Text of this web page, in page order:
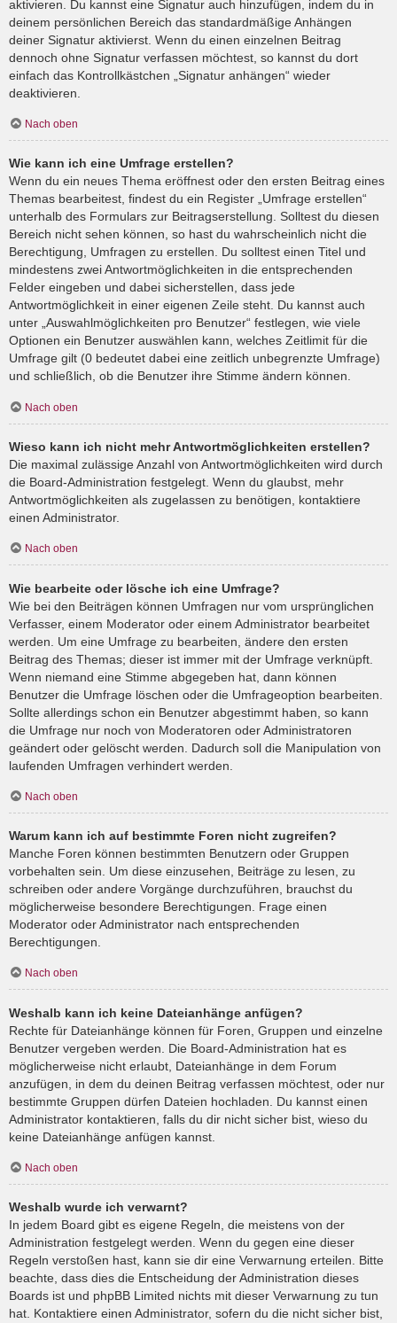
aktivieren. Du kannst eine Signatur auch hinzufügen, indem du in
deinem persönlichen Bereich das standardmäßige Anhängen
deiner Signatur aktivierst. Wenn du einen einzelnen Beitrag
dennoch ohne Signatur verfassen möchtest, so kannst du dort
einfach das Kontrollkästchen „Signatur anhängen“ wieder
deaktivieren.
Nach oben
Wie kann ich eine Umfrage erstellen?
Wenn du ein neues Thema eröffnest oder den ersten Beitrag eines
Themas bearbeitest, findest du ein Register „Umfrage erstellen“
unterhalb des Formulars zur Beitragserstellung. Solltest du diesen
Bereich nicht sehen können, so hast du wahrscheinlich nicht die
Berechtigung, Umfragen zu erstellen. Du solltest einen Titel und
mindestens zwei Antwortmöglichkeiten in die entsprechenden
Felder eingeben und dabei sicherstellen, dass jede
Antwortmöglichkeit in einer eigenen Zeile steht. Du kannst auch
unter „Auswahlmöglichkeiten pro Benutzer“ festlegen, wie viele
Optionen ein Benutzer auswählen kann, welches Zeitlimit für die
Umfrage gilt (0 bedeutet dabei eine zeitlich unbegrenzte Umfrage)
und schließlich, ob die Benutzer ihre Stimme ändern können.
Nach oben
Wieso kann ich nicht mehr Antwortmöglichkeiten erstellen?
Die maximal zulässige Anzahl von Antwortmöglichkeiten wird durch
die Board-Administration festgelegt. Wenn du glaubst, mehr
Antwortmöglichkeiten als zugelassen zu benötigen, kontaktiere
einen Administrator.
Nach oben
Wie bearbeite oder lösche ich eine Umfrage?
Wie bei den Beiträgen können Umfragen nur vom ursprünglichen
Verfasser, einem Moderator oder einem Administrator bearbeitet
werden. Um eine Umfrage zu bearbeiten, ändere den ersten
Beitrag des Themas; dieser ist immer mit der Umfrage verknüpft.
Wenn niemand eine Stimme abgegeben hat, dann können
Benutzer die Umfrage löschen oder die Umfrageoption bearbeiten.
Sollte allerdings schon ein Benutzer abgestimmt haben, so kann
die Umfrage nur noch von Moderatoren oder Administratoren
geändert oder gelöscht werden. Dadurch soll die Manipulation von
laufenden Umfragen verhindert werden.
Nach oben
Warum kann ich auf bestimmte Foren nicht zugreifen?
Manche Foren können bestimmten Benutzern oder Gruppen
vorbehalten sein. Um diese einzusehen, Beiträge zu lesen, zu
schreiben oder andere Vorgänge durchzuführen, brauchst du
möglicherweise besondere Berechtigungen. Frage einen
Moderator oder Administrator nach entsprechenden
Berechtigungen.
Nach oben
Weshalb kann ich keine Dateianhänge anfügen?
Rechte für Dateianhänge können für Foren, Gruppen und einzelne
Benutzer vergeben werden. Die Board-Administration hat es
möglicherweise nicht erlaubt, Dateianhänge in dem Forum
anzufügen, in dem du deinen Beitrag verfassen möchtest, oder nur
bestimmte Gruppen dürfen Dateien hochladen. Du kannst einen
Administrator kontaktieren, falls du dir nicht sicher bist, wieso du
keine Dateianhänge anfügen kannst.
Nach oben
Weshalb wurde ich verwarnt?
In jedem Board gibt es eigene Regeln, die meistens von der
Administration festgelegt werden. Wenn du gegen eine dieser
Regeln verstoßen hast, kann sie dir eine Verwarnung erteilen. Bitte
beachte, dass dies die Entscheidung der Administration dieses
Boards ist und phpBB Limited nichts mit dieser Verwarnung zu tun
hat. Kontaktiere einen Administrator, sofern du die nicht sicher bist,